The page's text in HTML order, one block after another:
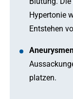
Hypertonie
Entstehen
platzen.